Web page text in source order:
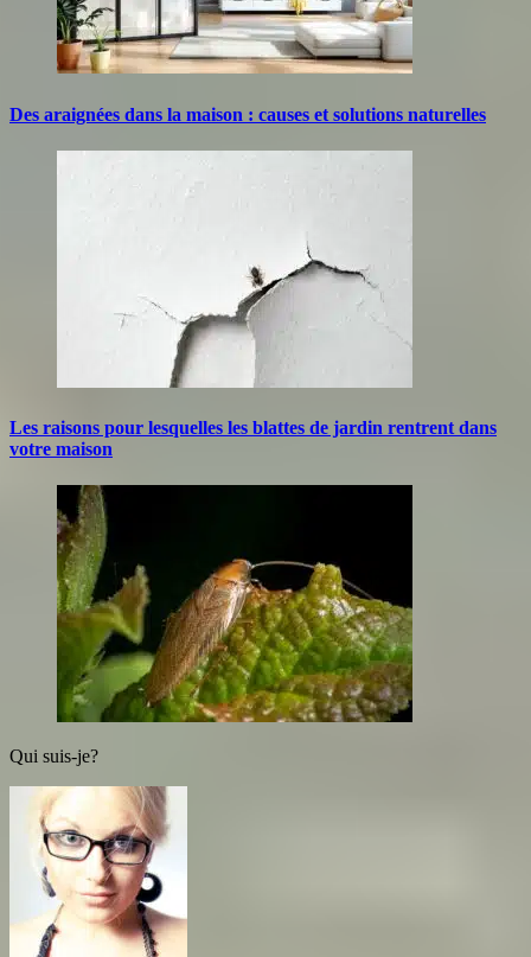
Des araignées dans la maison : causes et solutions naturelles
Les raisons pour lesquelles les blattes de jardin rentrent dans
votre maison
Qui suis-je?